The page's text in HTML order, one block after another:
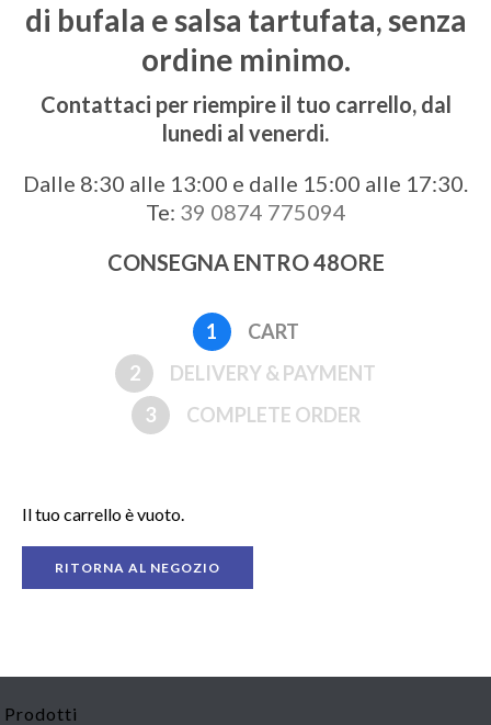
di bufala e salsa tartufata, senza
ordine minimo.
Contattaci per riempire il tuo carrello, dal
lunedi al venerdi.
Dalle 8:30 alle 13:00 e dalle 15:00 alle 17:30.
Te: 39 0874 775094
CONSEGNA ENTRO 48ORE
1
CART
2
DELIVERY & PAYMENT
3
COMPLETE ORDER
Il tuo carrello è vuoto.
RITORNA AL NEGOZIO
Prodotti